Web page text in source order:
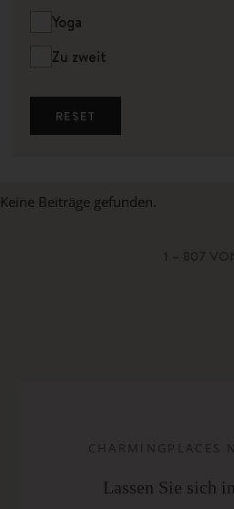
Yoga
Zu zweit
RESET
Keine Beiträge gefunden.
1 – 807
CHARMINGPLACES
Lassen Sie sich